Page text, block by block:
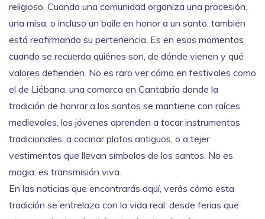
religioso. Cuando una comunidad organiza una procesión,
una misa, o incluso un baile en honor a un santo, también
está reafirmando su pertenencia. Es en esos momentos
cuando se recuerda quiénes son, de dónde vienen y qué
valores defienden. No es raro ver cómo en festivales como
el de Liébana, una comarca en Cantabria donde la
tradición de honrar a los santos se mantiene con raíces
medievales, los jóvenes aprenden a tocar instrumentos
tradicionales, a cocinar platos antiguos, o a tejer
vestimentas que llevan símbolos de los santos. No es
magia: es transmisión viva.
En las noticias que encontrarás aquí, verás cómo esta
tradición se entrelaza con la vida real: desde ferias que